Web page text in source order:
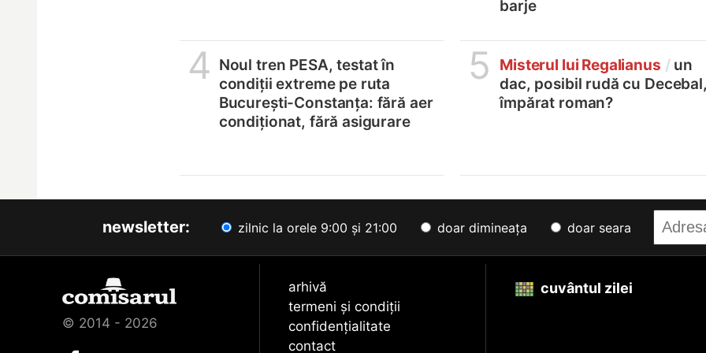
barje
4 Noul tren PESA, testat în
condiții extreme pe ruta
București-Constanța: fără aer
condiționat, fără asigurare
5 Misterul lui Regalianus / un
dac, posibil rudă cu
împărat roman?
newsletter: zilnic la orele 9:00 și 21:00 doar dimineața doar seara
© 2014 - 2026
arhivă
termeni și condiții
confidențialitate
contact
cuvântul zilei